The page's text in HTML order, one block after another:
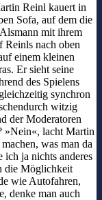
Reinl kauert in
Sofa, auf dem die
mit ihrem
Reinls nach oben
einem kleinen
Er sieht seine
des Spielens
synchron
witzig
der Moderatoren
»Nein«, lacht Martin
was man da
ich ja nichts anderes
die Möglichkeit
wie Autofahren,
denke man auch